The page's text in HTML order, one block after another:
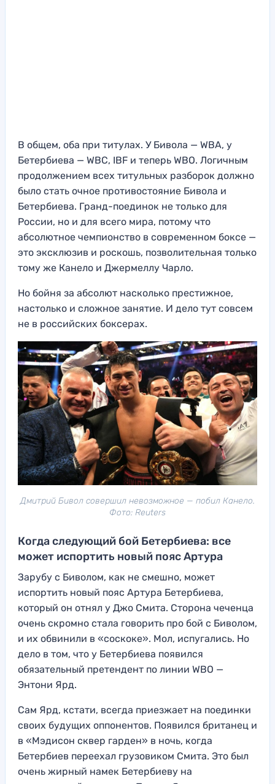
В общем, оба при титулах. У Бивола — WBA, у
Бетербиева — WBC, IBF и теперь WBO. Логичным
продолжением всех титульных разборок должно
было стать очное противостояние Бивола и
Бетербиева. Гранд-поединок не только для
России, но и для всего мира, потому что
абсолютное чемпионство в современном боксе —
это эксклюзив и роскошь, позволительная только
тому же Канело и Джермеллу Чарло.
Но бойня за абсолют насколько престижное,
настолько и сложное занятие. И дело тут совсем
не в российских боксерах.
Дмитрий Бивол совершил невозможное — побил Канело.
Фото: Reuters
Когда следующий бой Бетербиева: все
может испортить новый пояс Артура
Зарубу с Биволом, как не смешно, может
испортить новый пояс Артура Бетербиева,
который он отнял у Джо Смита. Сторона чеченца
очень скромно стала говорить про бой с Биволом,
и их обвинили в «соскоке». Мол, испугались. Но
дело в том, что у Бетербиева появился
обязательный претендент по линии WBO —
Энтони Ярд.
Сам Ярд, кстати, всегда приезжает на поединки
своих будущих оппонентов. Появился британец и
в «Мэдисон сквер гарден» в ночь, когда
Бетербиев переехал грузовиком Смита. Это был
очень жирный намек Бетербиеву на